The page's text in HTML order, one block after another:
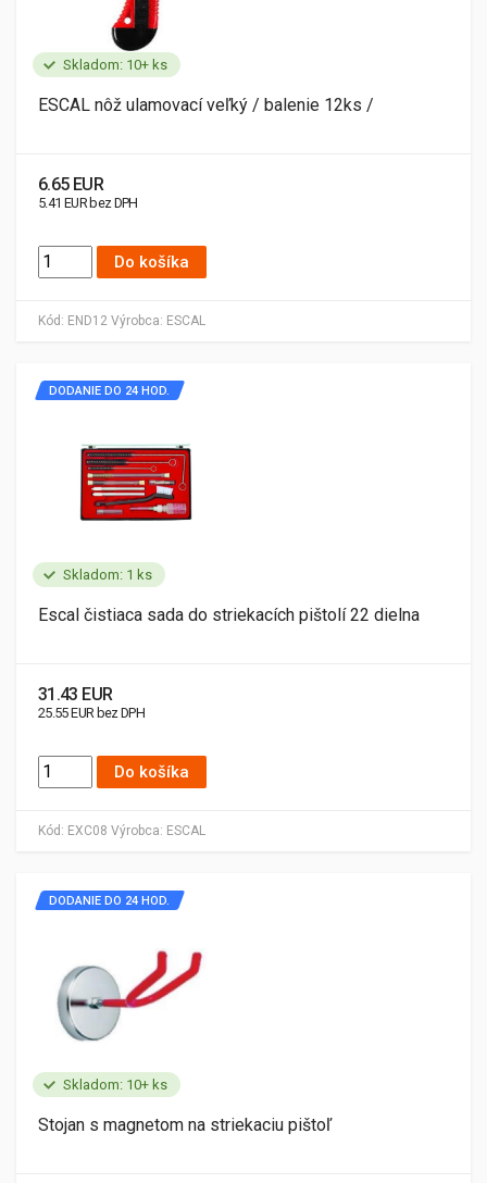
Skladom: 10+ ks
Kód: END12 Výrobca: ESCAL
ESCAL nôž ulamovací veľký / balenie 12ks /
6.65 EUR
5.41 EUR bez DPH
Do košíka
Skladom: 1 ks
Kód: EXC08 Výrobca: ESCAL
DODANIE DO 24 HOD.
Escal čistiaca sada do striekacích pištolí 22 dielna
31.43 EUR
25.55 EUR bez DPH
Do košíka
Skladom: 10+ ks
DODANIE DO 24 HOD.
Stojan s magnetom na striekaciu pištoľ